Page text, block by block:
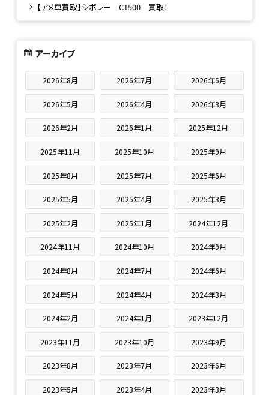
【アメ車買取】シボレー C1500 買取！
アーカイブ
2026年8月 2026年7月 2026年6月
2026年5月 2026年4月 2026年3月
2026年2月 2026年1月 2025年12月
2025年11月 2025年10月 2025年9月
2025年8月 2025年7月 2025年6月
2025年5月 2025年4月 2025年3月
2025年2月 2025年1月 2024年12月
2024年11月 2024年10月 2024年9月
2024年8月 2024年7月 2024年6月
2024年5月 2024年4月 2024年3月
2024年2月 2024年1月 2023年12月
2023年11月 2023年10月 2023年9月
2023年8月 2023年7月 2023年6月
2023年5月 2023年4月 2023年3月